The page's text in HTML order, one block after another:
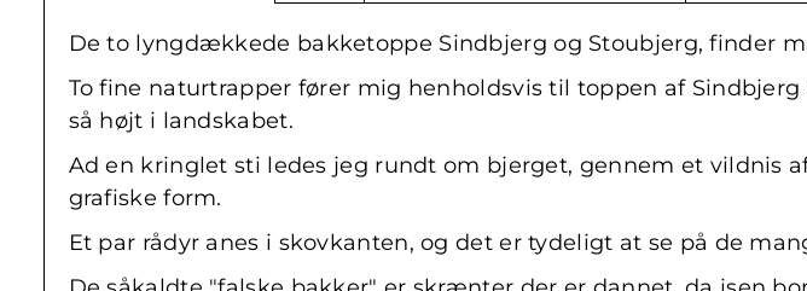
De to lyngdækkede bakketoppe Sindbjerg og Stoubjerg, finder
To fine naturtrapper fører mig henholdsvis til toppen af
så højt i landskabet.
Ad en kringlet sti ledes jeg rundt om bjerget, gennem et vildnis
grafiske form.
Et par rådyr anes i skovkanten, og det er tydeligt at se på de